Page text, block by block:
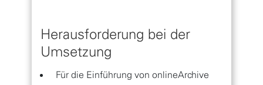
Herausforderung bei der
Umsetzung
Für die Einführung von onlineArchive